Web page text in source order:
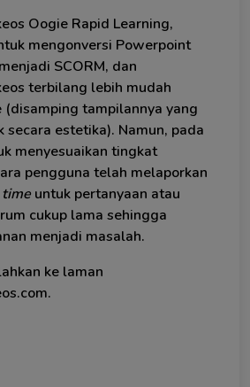
Oogie Rapid Learning,
mengonversi Powerpoint
SCORM, dan
terbilang lebih mudah
tampilannya yang
estetika). Namun, pada
menyesuaikan tingkat
pengguna telah melaporkan
untuk pertanyaan atau
cukup lama sehingga
menjadi masalah.
ke laman